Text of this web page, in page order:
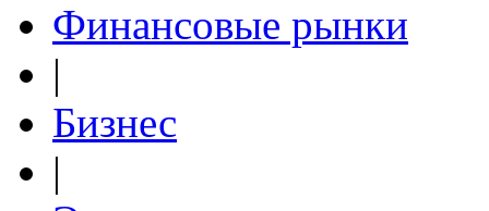
Финансовые рынки
|
Бизнес
|